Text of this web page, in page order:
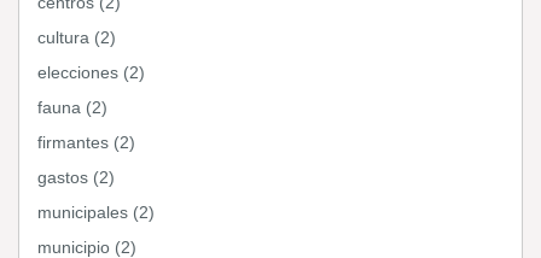
cultura (2)
elecciones (2)
fauna (2)
firmantes (2)
gastos (2)
municipales (2)
municipio (2)